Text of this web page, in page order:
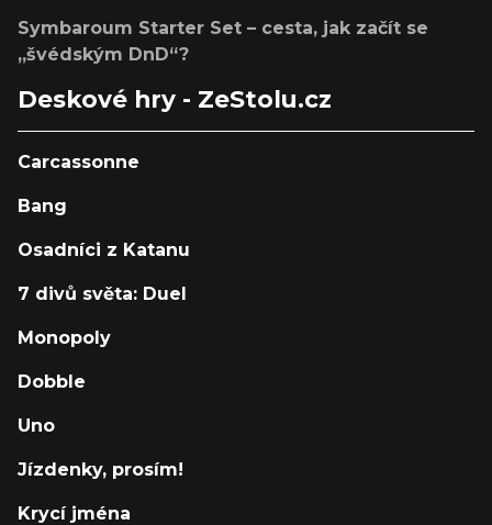
Symbaroum Starter Set – cesta, jak začít se
„švédským DnD“?
Deskové hry - ZeStolu.cz
Carcassonne
Bang
Osadníci z Katanu
7 divů světa: Duel
Monopoly
Dobble
Uno
Jízdenky, prosím!
Krycí jména